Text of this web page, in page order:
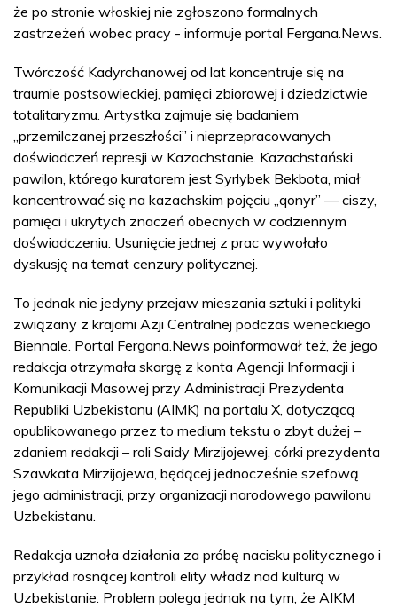
że po stronie włoskiej nie zgłoszono formalnych
zastrzeżeń wobec pracy - informuje portal Fergana.News.
Twórczość Kadyrchanowej od lat koncentruje się na
traumie postsowieckiej, pamięci zbiorowej i dziedzictwie
totalitaryzmu. Artystka zajmuje się badaniem
„przemilczanej przeszłości” i nieprzepracowanych
doświadczeń represji w Kazachstanie. Kazachstański
pawilon, którego kuratorem jest Syrlybek Bekbota, miał
koncentrować się na kazachskim pojęciu „qonyr” — ciszy,
pamięci i ukrytych znaczeń obecnych w codziennym
doświadczeniu. Usunięcie jednej z prac wywołało
dyskusję na temat cenzury politycznej.
To jednak nie jedyny przejaw mieszania sztuki i polityki
związany z krajami Azji Centralnej podczas weneckiego
Biennale. Portal Fergana.News poinformował też, że jego
redakcja otrzymała skargę z konta Agencji Informacji i
Komunikacji Masowej przy Administracji Prezydenta
Republiki Uzbekistanu (AIMK) na portalu X, dotyczącą
opublikowanego przez to medium tekstu o zbyt dużej –
zdaniem redakcji – roli Saidy Mirzijojewej, córki prezydenta
Szawkata Mirzijojewa, będącej jednocześnie szefową
jego administracji, przy organizacji narodowego pawilonu
Uzbekistanu.
Redakcja uznała działania za próbę nacisku politycznego i
przykład rosnącej kontroli elity władz nad kulturą w
Uzbekistanie. Problem polega jednak na tym, że AIKM